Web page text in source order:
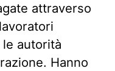
attraverso
autorità
Hanno